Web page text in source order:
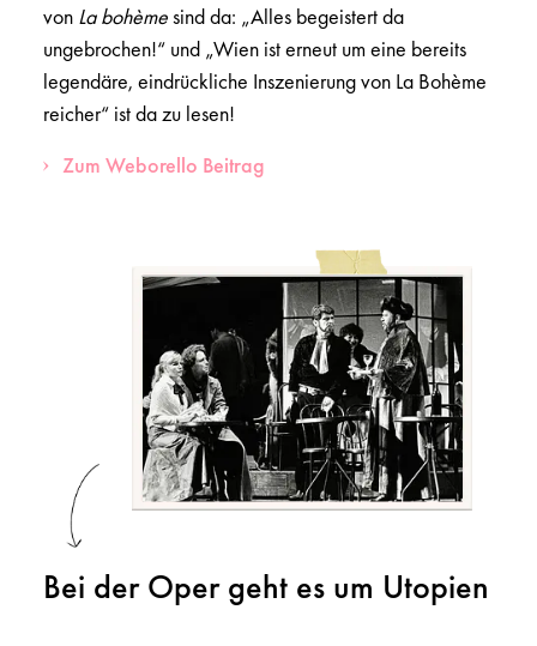
von La bohèmesind da: „Alles begeistert da
ungebrochen!“ und „Wien ist erneut um eine bereits
legendäre, eindrückliche Inszenierung von La Bohème
reicher“ ist da zu lesen!
Zum Weborello Beitrag
Bei der Oper geht es um Utopien